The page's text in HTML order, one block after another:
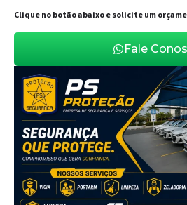
Clique no botão abaixo e solicite um
Fale